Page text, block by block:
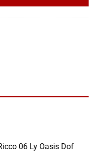
06 Ly Oasis Dof